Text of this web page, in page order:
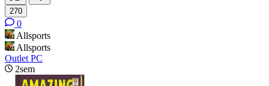
270
0
Allsports
Allsports
Outlet PC
2sem